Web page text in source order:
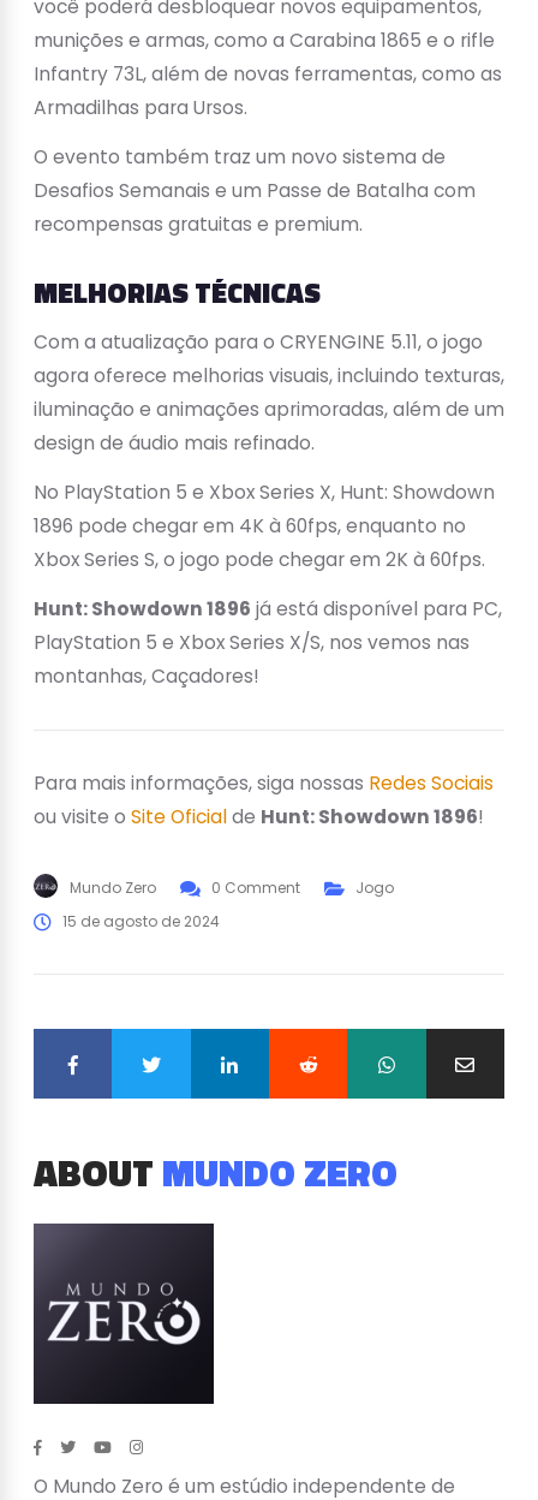
você poderá desbloquear novos equipamentos,
munições e armas, como a Carabina 1865 e o rifle
Infantry 73L, além de novas ferramentas, como as
Armadilhas para Ursos.
O evento também traz um novo sistema de
Desafios Semanais e um Passe de Batalha com
recompensas gratuitas e premium.
MELHORIAS TÉCNICAS
Com a atualização para o CRYENGINE 5.11, o jogo
agora oferece melhorias visuais, incluindo texturas,
iluminação e animações aprimoradas, além de um
design de áudio mais refinado.
No PlayStation 5 e Xbox Series X, Hunt: Showdown
1896 pode chegar em 4K à 60fps, enquanto no
Xbox Series S, o jogo pode chegar em 2K à 60fps.
Hunt: Showdown 1896 já está disponível para PC,
PlayStation 5 e Xbox Series X/S, nos vemos nas
montanhas, Caçadores!
Para mais informações, siga nossas Redes Sociais
ou visite o Site Oficialde Hunt: Showdown 1896!
Mundo Zero 0 Comment
Jogo
15 de agosto de 2024
ABOUTMUNDO ZERO
O Mundo Zero é um estúdio independente de